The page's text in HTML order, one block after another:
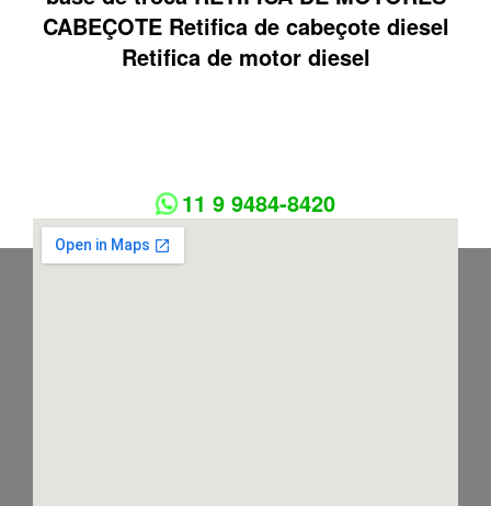
CABEÇOTE Retifica de cabeçote diesel
Retifica de motor diesel
11 9 9484-8420